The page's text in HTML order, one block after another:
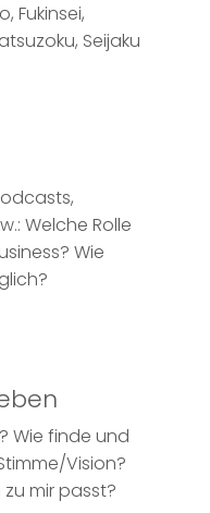
Fukinsei,
Seijaku
Welche Rolle
Wie
Wie finde und
Vision?
mir passt?